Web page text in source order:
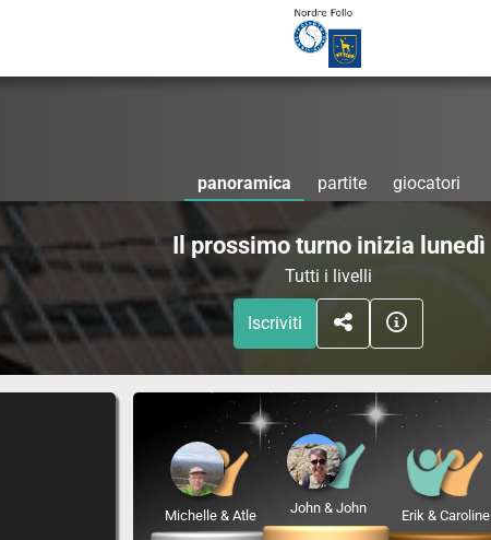
panoramica partite giocatori
Il prossimo turno inizia lunedì
Tutti i livelli
Iscriviti
John & John
Michelle & Atle Erik & Caroline